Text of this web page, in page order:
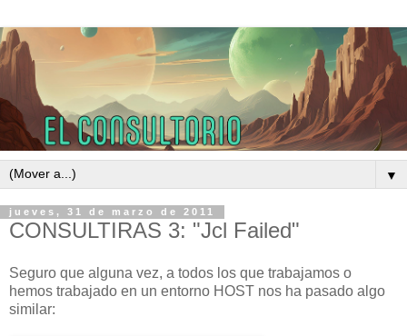
▼
jueves, 31 de marzo de 2011
CONSULTIRAS 3: "Jcl Failed"
Seguro que alguna vez, a todos los que trabajamos o
hemos trabajado en un entorno HOST nos ha pasado algo
similar: